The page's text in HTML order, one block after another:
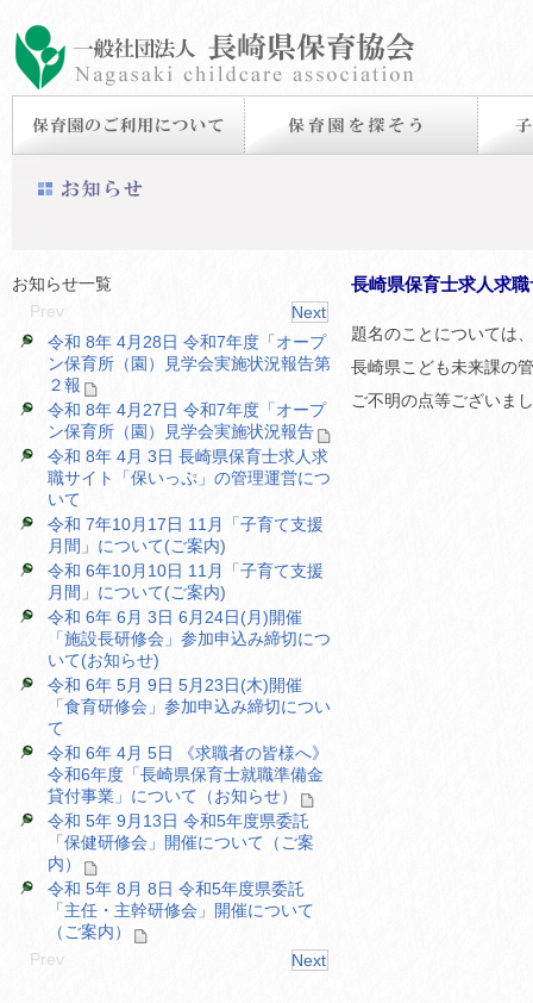
お知らせ一覧
Prev
Next
令和 8年 4月28日 令和7年度「オープ
ン保育所（園）見学会実施状況報告第
２報
令和 8年 4月27日 令和7年度「オープ
ン保育所（園）見学会実施状況報告
令和 8年 4月 3日 長崎県保育士求人求
職サイト「保いっぷ」の管理運営につ
いて
令和 7年10月17日 11月「子育て支援
月間」について(ご案内)
令和 6年10月10日 11月「子育て支援
月間」について(ご案内)
令和 6年 6月 3日 6月24日(月)開催
「施設長研修会」参加申込み締切につ
いて(お知らせ)
令和 6年 5月 9日 5月23日(木)開催
「食育研修会」参加申込み締切につい
て
令和 6年 4月 5日 《求職者の皆様へ》
令和6年度「長崎県保育士就職準備金
貸付事業」について（お知らせ）
令和 5年 9月13日 令和5年度県委託
「保健研修会」開催について（ご案
内）
令和 5年 8月 8日 令和5年度県委託
「主任・主幹研修会」開催について
（ご案内）
Prev
Next
長崎県保育士求人求
題名のことについては
長崎県こども未来課の
ご不明の点等ございま